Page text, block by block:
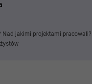
Nad jakimi projektami pracowali?